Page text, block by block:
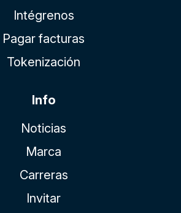
Intégrenos
Pagar facturas
Tokenización
Info
Noticias
Marca
Carreras
Invitar